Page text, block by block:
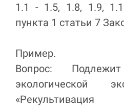
1.1 - 1.5, 1.8, 1.9,
пункта 1 статьи 7
Пример.
Вопрос: Подлежит
экологической